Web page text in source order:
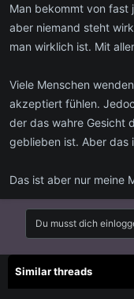
Man bekommt von fast
aber niemand steht
man wirklich ist. Mit
Viele Menschen
akzeptiert fühlen.
der das wahre Gesicht
geblieben ist. Aber das
Das ist aber nur meine
Du musst dich
Similar threads